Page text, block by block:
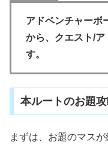
アドベンチャーボ
から、クエスト/ア
す。
本ルートのお題
まずは、お題のマス